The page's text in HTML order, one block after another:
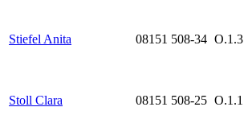
Stiefel Anita 08151 508-34 O.1.3
Stoll Clara 08151 508-25 O.1.1